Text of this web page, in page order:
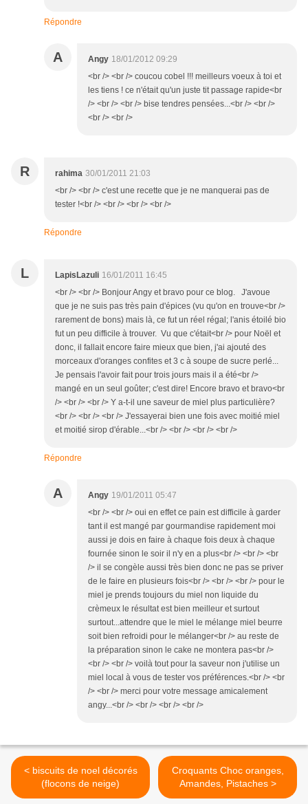
Répondre
A Angy 18/01/2012 09:29
<br /> <br /> coucou cobel !!! meilleurs voeux à toi et
les tiens ! ce n'était qu'un juste tit passage rapide<br
/> <br /> <br /> bise tendres pensées...<br /> <br />
<br /> <br />
R rahima 30/01/2011 21:03
<br /> <br /> c'est une recette que je ne manquerai pas de
tester !<br /> <br /> <br /> <br />
Répondre
L LapisLazuli 16/01/2011 16:45
<br /> <br /> Bonjour Angy et bravo pour ce blog. J'avoue
que je ne suis pas très pain d'épices (vu qu'on en trouve<br />
rarement de bons) mais là, ce fut un réel régal; l'anis étoilé bio
fut un peu difficile à trouver. Vu que c'était<br /> pour Noël et
donc, il fallait encore faire mieux que bien, j'ai ajouté des
morceaux d'oranges confites et 3 c à soupe de sucre perlé...
Je pensais l'avoir fait pour trois jours mais il a été<br />
mangé en un seul goûter; c'est dire! Encore bravo et bravo<br
/> <br /> <br /> Y a-t-il une saveur de miel plus particulière?
<br /> <br /> <br /> J'essayerai bien une fois avec moitié miel
et moitié sirop d'érable...<br /> <br /> <br /> <br />
Répondre
A Angy 19/01/2011 05:47
<br /> <br /> oui en effet ce pain est difficile à garder
tant il est mangé par gourmandise rapidement moi
aussi je dois en faire à chaque fois deux à chaque
fournée sinon le soir il n'y en a plus<br /> <br /> <br
/> il se congèle aussi très bien donc ne pas se priver
de le faire en plusieurs fois<br /> <br /> <br /> pour le
miel je prends toujours du miel non liquide du
crèmeux le résultat est bien meilleur et surtout
surtout...attendre que le miel le mélange miel beurre
soit bien refroidi pour le mélanger<br /> au reste de
la préparation sinon le cake ne montera pas<br />
<br /> <br /> voilà tout pour la saveur non j'utilise un
miel local à vous de tester vos préférences.<br /> <br
/> <br /> merci pour votre message amicalement
angy...<br /> <br /> <br /> <br />
< biscuits de noel décorés
(flocons de neige)
Croquants Choc oranges,
Amandes, Pistaches >